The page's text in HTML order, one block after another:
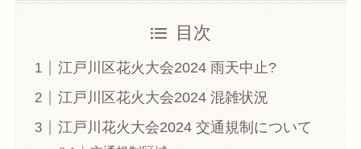
目次
江戸川区花火大会2024 雨天中止?
江戸川区花火大会2024 混雑状況
江戸川花火大会2024 交通規制について